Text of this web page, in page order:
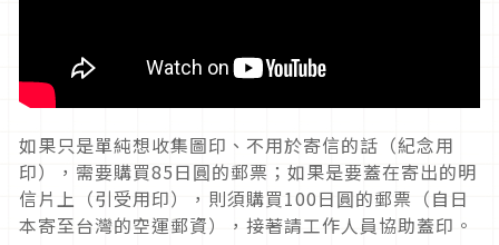
如果只是單純想收集圖印、不用於寄信的話（紀念用
印），需要購買85日圓的郵票；如果是要蓋在寄出的明
信片上（引受用印），則須購買100日圓的郵票（自日
本寄至台灣的空運郵資），接著請工作人員協助蓋印。